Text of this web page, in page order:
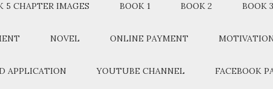
5 CHAPTER IMAGES BOOK 1 BOOK 2 BOOK 3
NOVEL ONLINE PAYMENT
APPLICATION YOUTUBE CHANNEL FACEBOOK